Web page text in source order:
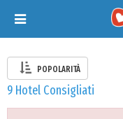
Toggle
navigation
POPOLARITÀ
9 Hotel Consigliati